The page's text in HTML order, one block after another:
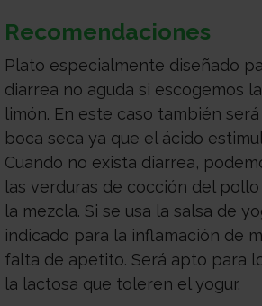
Recomendaciones
Plato especialmente diseñado
diarrea no aguda si escogemos
limón. En este caso también
boca seca ya que el ácido
Cuando no exista diarrea,
las verduras de cocción del
la mezcla. Si se usa la salsa de
indicado para la inflamación de
falta de apetito. Será apto para
la lactosa que toleren el yogur.